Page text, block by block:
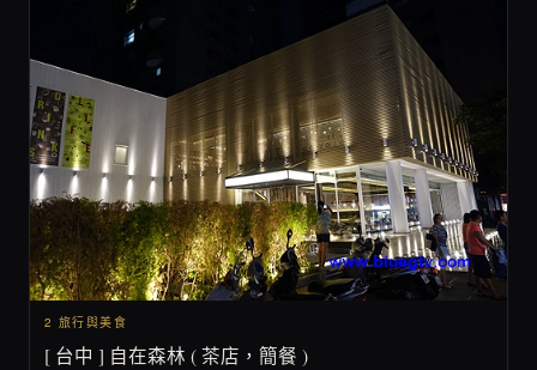
2 旅行與美食
[ 台中 ] 自在森林 ( 茶店，簡餐 )